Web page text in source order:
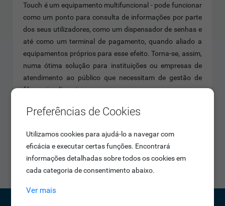
Touch é um equipamento multifuncional - pode funcionar
como um ponto para consulta de informações por parte
dos seus utilizadores, como um dispensador de senhas e
até como um terminal de pagamento, quando aliado a
equipamentos próprios para esse efeito. Torna-se, assim,
numa ótima solução para instituições ou empresas de
atendimento ao público que necessitam de gestão de
filas e atendimento.
Vai até onde é preciso
de Senhas JADE Touch foi pensado para ser colocado em
cima de uma mesa ou balcão, sendo fácil de ser movido
para outro local em que seja necessário.
Preferências de Cookies
Utilizamos cookies para ajudá-lo a navegar com
eficácia e executar certas funções. Encontrará
informações detalhadas sobre todos os cookies em
cada categoria de consentimento abaixo.
Ver mais